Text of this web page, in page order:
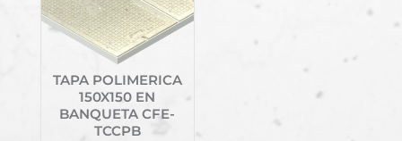
TAPA POLIMERICA
150X150 EN
BANQUETA CFE-
TCCPB